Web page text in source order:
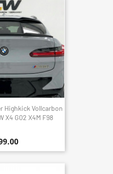
Highkick Vollcarbon
X4 G02 X4M F98